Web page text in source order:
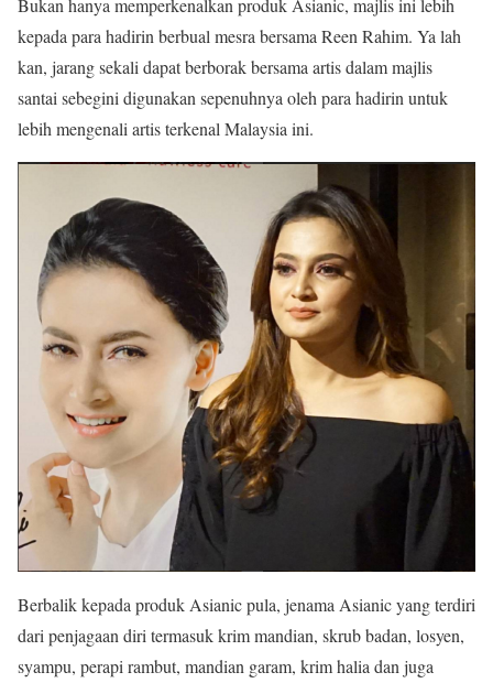
Bukan hanya memperkenalkan produk Asianic, majlis ini lebih
kepada para hadirin berbual mesra bersama Reen Rahim. Ya lah
kan, jarang sekali dapat berborak bersama artis dalam majlis
santai sebegini digunakan sepenuhnya oleh para hadirin untuk
lebih mengenali artis terkenal Malaysia ini.
Berbalik kepada produk Asianic pula, jenama Asianic yang terdiri
dari penjagaan diri termasuk krim mandian, skrub badan, losyen,
syampu, perapi rambut, mandian garam, krim halia dan juga